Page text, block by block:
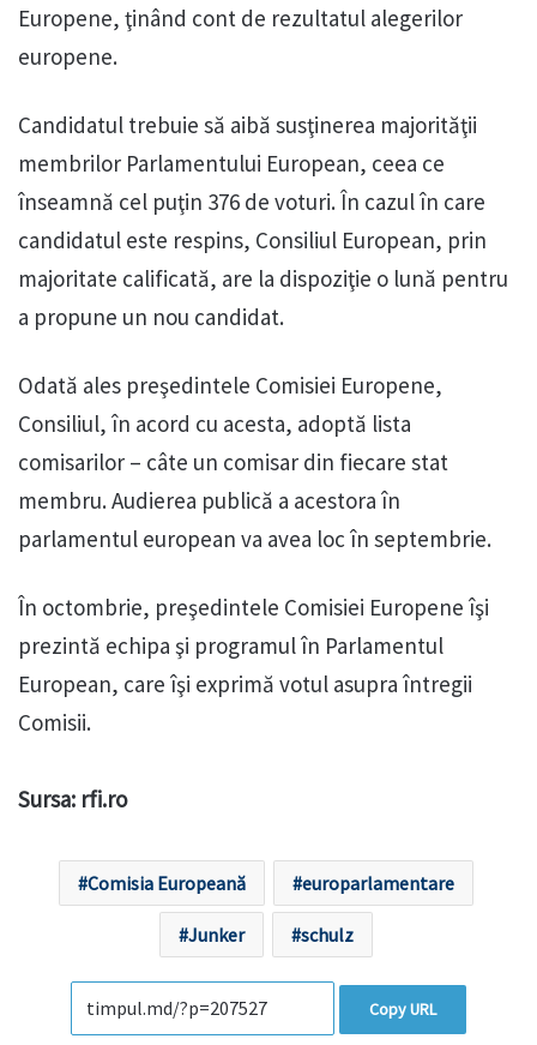
Europene, ţinând cont de rezultatul alegerilor
europene.
Candidatul trebuie să aibă susţinerea majorităţii
membrilor Parlamentului European, ceea ce
înseamnă cel puţin 376 de voturi. În cazul în care
candidatul este respins, Consiliul European, prin
majoritate calificată, are la dispoziţie o lună pentru
a propune un nou candidat.
Odată ales preşedintele Comisiei Europene,
Consiliul, în acord cu acesta, adoptă lista
comisarilor – câte un comisar din fiecare stat
membru. Audierea publică a acestora în
parlamentul european va avea loc în septembrie.
În octombrie, preşedintele Comisiei Europene îşi
prezintă echipa şi programul în Parlamentul
European, care îşi exprimă votul asupra întregii
Comisii.
Sursa: rfi.ro
Comisia Europeană europarlamentare
Junker schulz
Copy URL